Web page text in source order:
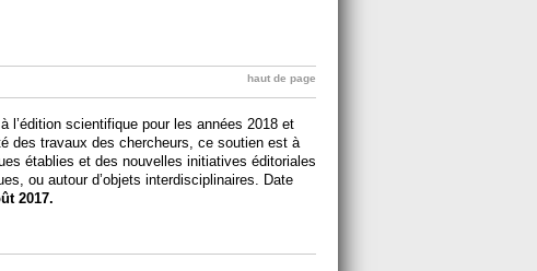
haut de page
l’édition scientifique pour les années 2018 et
des travaux des chercheurs, ce soutien est à
établies et des nouvelles initiatives éditoriales
ou autour d’objets interdisciplinaires. Date
2017.